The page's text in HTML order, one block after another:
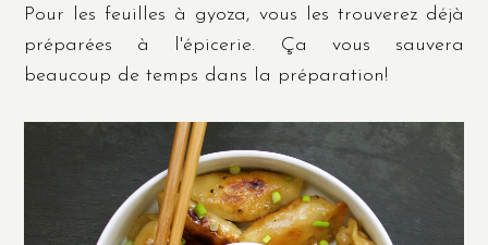
Pour les feuilles à gyoza, vous les trouverez déjà
préparées à l'épicerie. Ça vous sauvera
beaucoup de temps dans la préparation!